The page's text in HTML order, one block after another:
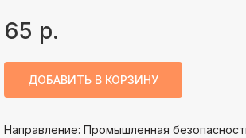
65 р.
ДОБАВИТЬ В КОРЗИНУ
Направление: Промышленная